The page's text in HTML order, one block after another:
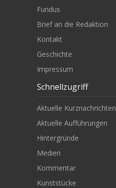
Fundus
Brief an die Redaktion
Kontakt
Geschichte
Impressum
Schnellzugriff
Aktuelle Kurznachrichten
Aktuelle Aufführungen
Hintergründe
Medien
Kommentar
Kunststücke